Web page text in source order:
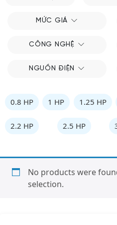
MỨC GIÁ
CÔNG NGHỆ
NGUỒN ĐIỆN
0.8 HP 1 HP 1.25 HP
2.2 HP 2.5 HP
No products were
selection.